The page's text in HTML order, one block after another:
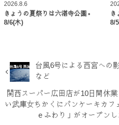
2026.8.6
きょうの夏祭りは六湛寺公園。
8/6(木) 8/
台風6号による西宮への
など
関西スーパー広田店が10日間休
い武庫女ちかくにパンケーキカ
e ふわり」がオープン